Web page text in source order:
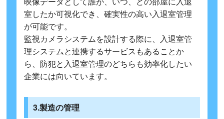
室したか可視化でき、確実性の高い入退室管理
が可能です。
監視カメラシステムを設計する際に、入退室管
理システムと連携するサービスもあることか
ら、防犯と入退室管理のどちらも効率化したい
企業には向いています。
3.製造の管理